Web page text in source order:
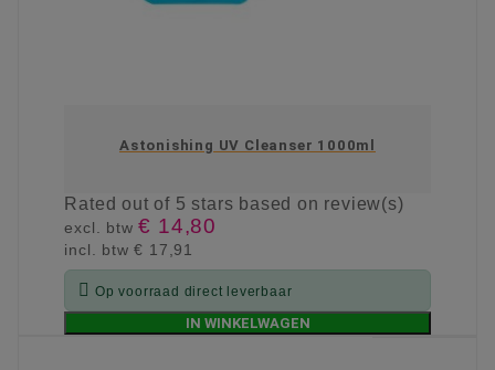
Astonishing UV Cleanser 1000ml
Ratedout of 5 stars based on review(s)
excl. btw€ 14,80
incl. btw€ 17,91
 Op voorraad direct leverbaar
IN WINKELWAGEN